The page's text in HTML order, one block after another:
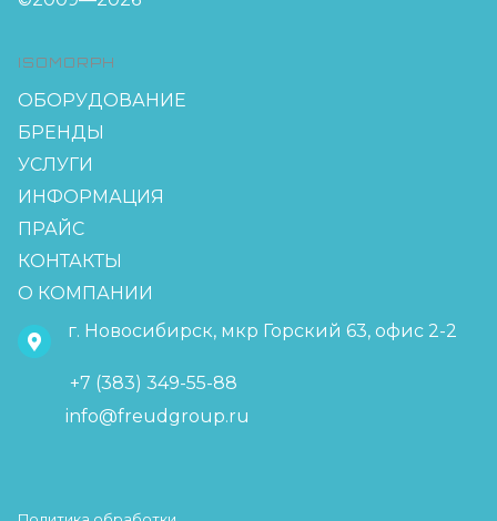
ISOMORPH
ОБОРУДОВАНИЕ
БРЕНДЫ
УСЛУГИ
ИНФОРМАЦИЯ
ПРАЙС
КОНТАКТЫ
О КОМПАНИИ
г. Новосибирск, мкр Горский 63, офис 2-2
+7 (383) 349-55-88
info@freudgroup.ru